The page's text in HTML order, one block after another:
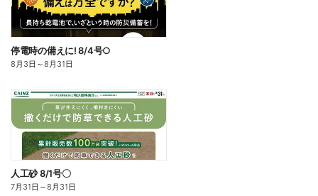
停電時の備えに! 8/4号○
8月3日 ～8月31日
人工砂 8/1号〇
7月31日 ～8月31日